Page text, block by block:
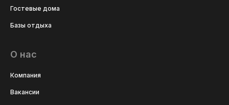
Гостевые дома
Базы отдыха
О нас
Компания
Вакансии